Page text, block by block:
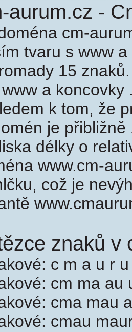
aurum.cz -
cm-
tvaru s www
15
a
k tom, že
je
délky o
www.cm-
což je
znaků v
c m a u r
cm ma au
cma mau
cmau